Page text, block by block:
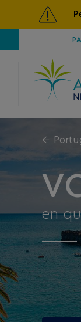
←
en